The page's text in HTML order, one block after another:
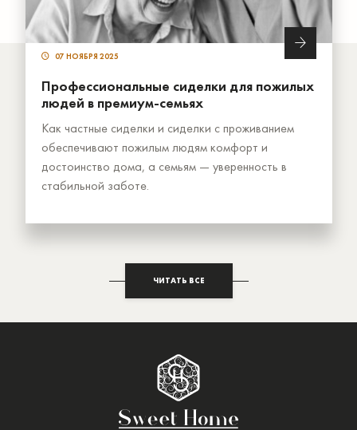
07 НОЯБРЯ 2025
Профессиональные сиделки для пожилых
людей в премиум-семьях
Как частные сиделки и сиделки с проживанием
обеспечивают пожилым людям комфорт и
достоинство дома, а семьям — уверенность в
стабильной заботе.
ЧИТАТЬ ВСЕ